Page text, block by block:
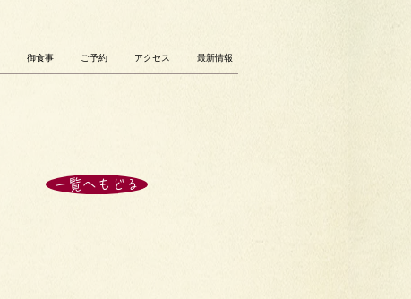
御食事 ご予約 アクセス 最新情報
一覧へもどる